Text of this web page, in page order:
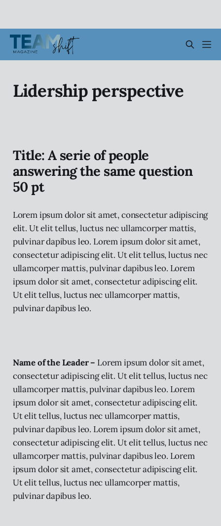
Lidership perspective
Title: A serie of people
answering the same question
50 pt
Lorem ipsum dolor sit amet, consectetur adipiscing
elit. Ut elit tellus, luctus nec ullamcorper mattis,
pulvinar dapibus leo. Lorem ipsum dolor sit amet,
consectetur adipiscing elit. Ut elit tellus, luctus nec
ullamcorper mattis, pulvinar dapibus leo. Lorem
ipsum dolor sit amet, consectetur adipiscing elit.
Ut elit tellus, luctus nec ullamcorper mattis,
pulvinar dapibus leo.
Name of the Leader – Lorem ipsum dolor sit amet,
consectetur adipiscing elit. Ut elit tellus, luctus nec
ullamcorper mattis, pulvinar dapibus leo. Lorem
ipsum dolor sit amet, consectetur adipiscing elit.
Ut elit tellus, luctus nec ullamcorper mattis,
pulvinar dapibus leo. Lorem ipsum dolor sit amet,
consectetur adipiscing elit. Ut elit tellus, luctus nec
ullamcorper mattis, pulvinar dapibus leo. Lorem
ipsum dolor sit amet, consectetur adipiscing elit.
Ut elit tellus, luctus nec ullamcorper mattis,
pulvinar dapibus leo.